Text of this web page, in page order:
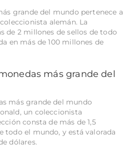
grande del mundo pertenece a
alemán. La
de 2 millones de sellos de todo
en más de 100 millones de
más grande del
más grande del mundo
un coleccionista
consta de más de 1,5
todo el mundo, y está valorada
dólares.